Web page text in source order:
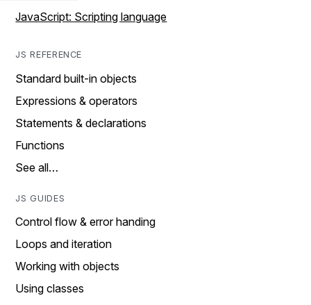
JavaScript: Scripting language
JS REFERENCE
Standard built-in objects
Expressions & operators
Statements & declarations
Functions
See all…
JS GUIDES
Control flow & error handing
Loops and iteration
Working with objects
Using classes